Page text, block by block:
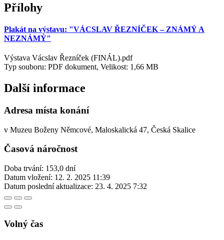
Přílohy
Plakát na výstavu: "VÁCSLAV ŘEZNÍČEK – ZNÁMÝ A
NEZNÁMÝ"
Výstava Vácslav Řezníček (FINÁL).pdf
Typ souboru: PDF dokument, Velikost: 1,66 MB
Další informace
Adresa místa konání
v Muzeu Boženy Němcové, Maloskalická 47, Česká Skalice
Časová náročnost
Doba trvání: 153,0 dní
Datum vložení: 12. 2. 2025 11:39
Datum poslední aktualizace: 23. 4. 2025 7:32
Volný čas